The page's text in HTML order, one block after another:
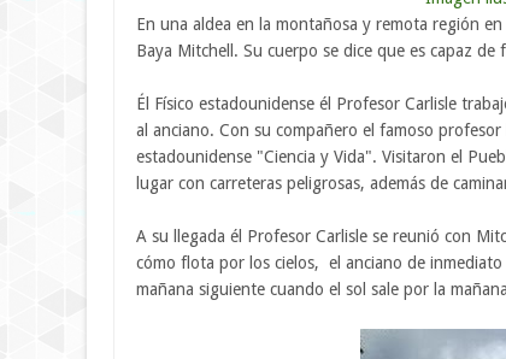
En una aldea en la montañosa y remota región
Baya Mitchell. Su cuerpo se dice que es capaz de
Él Físico estadounidense él Profesor Carlisle
al anciano. Con su compañero el famoso
estadounidense "Ciencia y Vida". Visitaron el
lugar con carreteras peligrosas, además de
A su llegada él Profesor Carlisle se reunió con
cómo flota por los cielos, el anciano de
mañana siguiente cuando el sol sale por la